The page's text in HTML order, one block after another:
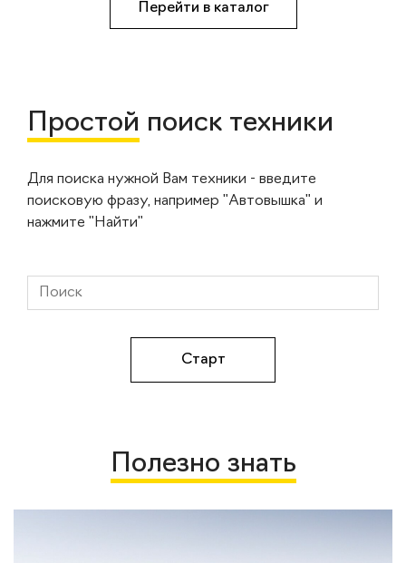
Перейти в каталог
Простой поиск техники
Для поиска нужной Вам техники - введите
поисковую фразу, например "Автовышка" и
нажмите "Найти"
Полезно знать